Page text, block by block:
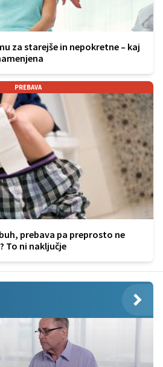
za starejše in nepokretne – kaj
PREBAVA
prebava pa preprosto ne
To ni naključje